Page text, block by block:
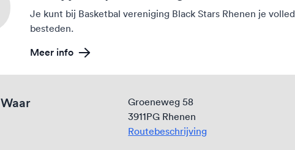
Je kunt bij Basketbal vereniging Black Stars Rhenen je
besteden.
Meer info
Waar
Groeneweg 58
3911PG Rhenen
Routebeschrijving